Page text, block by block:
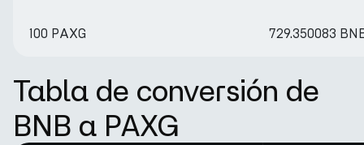
100 PAXG 729.350083
Tabla de conversión de
BNB a PAXG